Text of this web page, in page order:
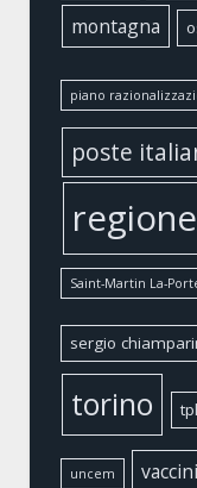
montagna
piano
poste
Saint-Martin La-
sergio
torino
tpl
uncem vaccini